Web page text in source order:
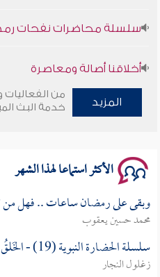
سلسلة محاضرات نفحات رمضانية
أخلاقنا أصالة ومعاصرة
وأمنهم من خوف 9
المزيد
من الفعاليات
خدمة البث
الأكثر استماعا لهذا الشهر
وبقى على رمضان ساعات .. فهل من
محمد حسين يعقوب
سلسلة الحضارة النبوية (19) - الخَلقُ من الرزق
زغلول النجار